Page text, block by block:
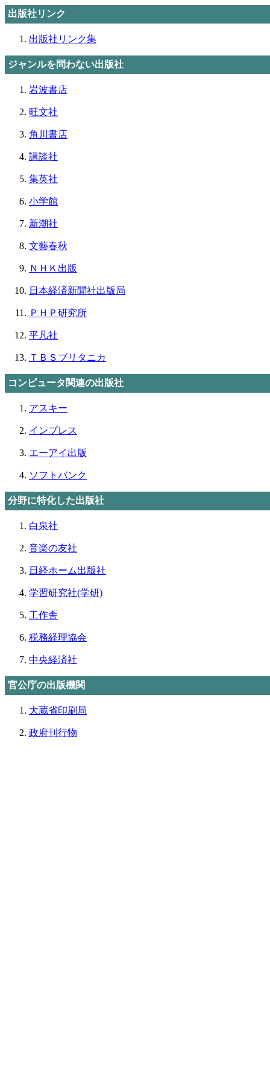
出版社リンク
出版社リンク集
ジャンルを問わない出版社
岩波書店
旺文社
角川書店
講談社
集英社
小学館
新潮社
文藝春秋
ＮＨＫ出版
日本経済新聞社出版局
ＰＨＰ研究所
平凡社
ＴＢＳブリタニカ
コンピュータ関連の出版社
アスキー
インプレス
エーアイ出版
ソフトバンク
分野に特化した出版社
白泉社
音楽の友社
日経ホーム出版社
学習研究社(学研)
工作舎
税務経理協会
中央経済社
官公庁の出版機関
大蔵省印刷局
政府刊行物